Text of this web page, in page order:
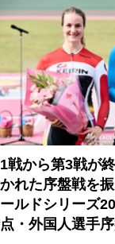
戦から第3戦が
れた序盤戦を
ルドシリーズ
・外国人選手